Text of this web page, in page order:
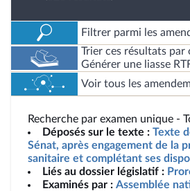
Filtrer parmi les
Trier ces résultats par
Générer une liasse
Voir tous les
Recherche par examen unique -
Déposés sur le texte : Texte
Sénat, après engagement de la
sanitaire et complétant ses
Liés au dossier législatif :
Examinés par : Assemblée